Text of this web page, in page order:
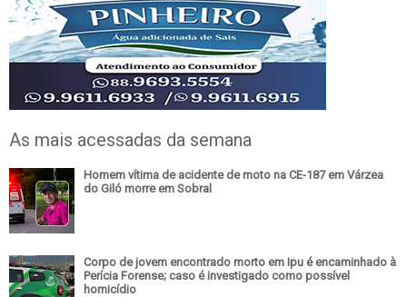
As mais acessadas da semana
Homem vítima de acidente de moto na CE-187 em Várzea
do Giló morre em Sobral
Corpo de jovem encontrado morto em Ipu é encaminhado à
Perícia Forense; caso é investigado como possível
homicídio